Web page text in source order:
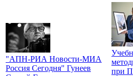
"АПН-РИА Новости-МИА
Россия Сегодня" Гунеев
при